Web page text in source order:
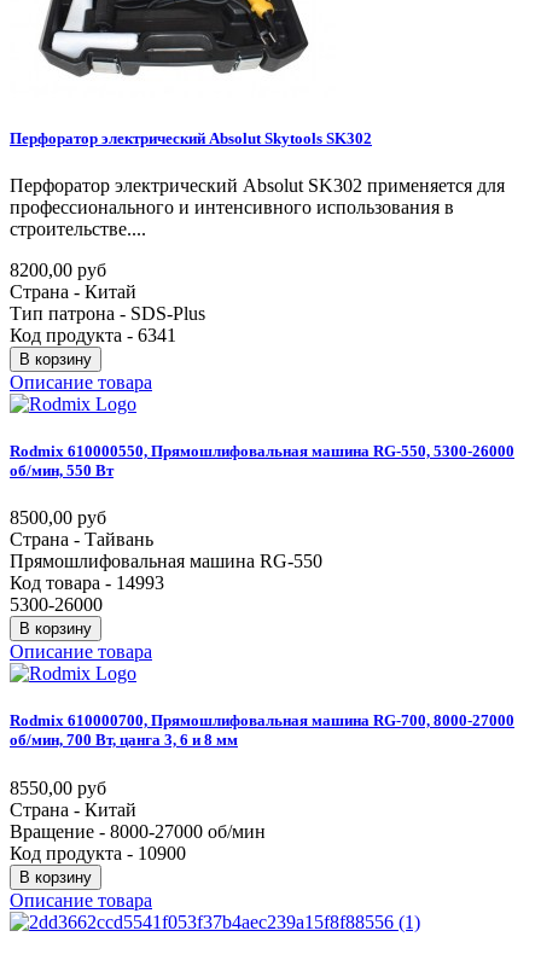
Перфоратор электрический Absolut Skytools SK302
Перфоратор электрический Absolut SK302 применяется для
профессионального и интенсивного использования в
строительстве....
8200,00 руб
Страна - Китай
Тип патрона - SDS-Plus
Код продукта - 6341
В корзину
Описание товара
Rodmix 610000550, Прямошлифовальная машина RG-550, 5300-26000
об/мин, 550 Вт
8500,00 руб
Страна - Тайвань
Прямошлифовальная машина RG-550
Код товара - 14993
5300-26000
В корзину
Описание товара
Rodmix 610000700, Прямошлифовальная машина RG-700, 8000-27000
об/мин, 700 Вт, цанга 3, 6 и 8 мм
8550,00 руб
Страна - Китай
Вращение - 8000-27000 об/мин
Код продукта - 10900
В корзину
Описание товара